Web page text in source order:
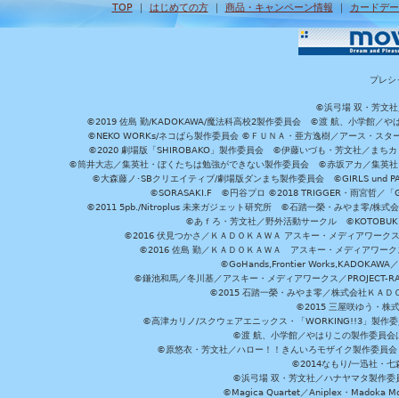
TOP｜ はじめての方｜ 商品・キャンペーン情報 ｜ カードデ
プレシ
©浜弓場 双・芳文社
©2019 佐島 勤/KADOKAWA/魔法科高校2製作委員会 ©渡 航、小学館／や
©NEKO WORKs/ネコぱら製作委員会 ©ＦＵＮＡ・亜方逸樹／アース・ス
©2020 劇場版「SHIROBAKO」製作委員会 ©伊藤いづも・芳文社／まち
©筒井大志／集英社・ぼくたちは勉強ができない製作委員会 ©赤坂アカ／集英
©大森藤ノ･SBクリエイティブ/劇場版ダンまち製作委員会 ©GIRLS und
©SORASAKI.F ©円谷プロ ©2018 TRIGGER・雨宮哲／
©2011 5pb./Nitroplus 未来ガジェット研究所 ©石踏一榮・みやま零/株式
©あｆろ・芳文社／野外活動サークル
©2016 伏見つかさ／ＫＡＤＯＫＡＷＡ アスキー・メディアワー
©2016 佐島 勤／ＫＡＤＯＫＡＷＡ アスキー・メディアワ
©GoHands,Frontier Works,KADOKAWA
©鎌池和馬／冬川基／アスキー・メディアワークス／
©2015 石踏一榮・みやま零／株式会社ＫＡＤ
©2015 三屋咲ゆう・株
©高津カリノ/スクウェアエニックス・「WORKING!!3」製作
©渡 航、小学館／やはりこの製作委員
©原悠衣・芳文社／ハロー！！きんいろモザイク製作委員
©2014なもり/一迅社・
©浜弓場 双・芳文社／ハナヤマタ製作
©Magica Quartet／Aniplex・Madoka